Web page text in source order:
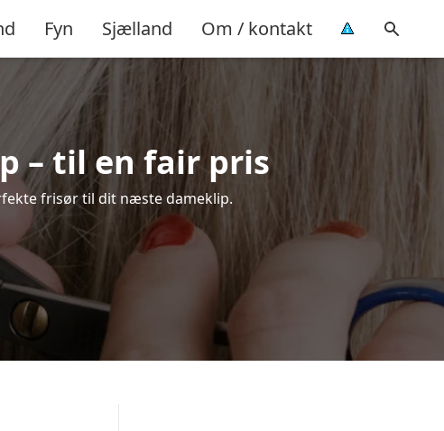
Fyn Sjælland Om / kontakt
– til en fair pris
frisør til dit næste dameklip.